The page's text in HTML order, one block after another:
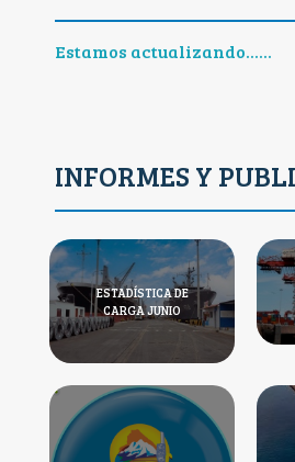
Estamos actualizando......
INFORMES Y
ESTADÍSTICA DE
CARGA JUNIO